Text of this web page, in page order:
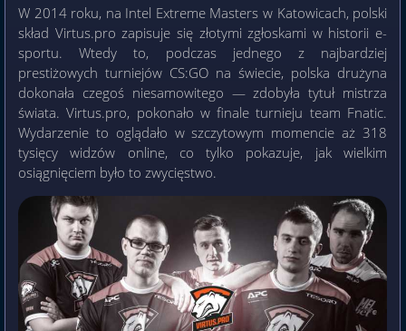
W 2014 roku, na Intel Extreme Masters w Katowicach, polski
skład Virtus.pro zapisuje się złotymi zgłoskami w historii e-
sportu. Wtedy to, podczas jednego z najbardziej
prestiżowych turniejów CS:GO na świecie, polska drużyna
dokonała czegoś niesamowitego — zdobyła tytuł mistrza
świata. Virtus.pro, pokonało w finale turnieju team Fnatic.
Wydarzenie to oglądało w szczytowym momencie aż 318
tysięcy widzów online, co tylko pokazuje, jak wielkim
osiągnięciem było to zwycięstwo.